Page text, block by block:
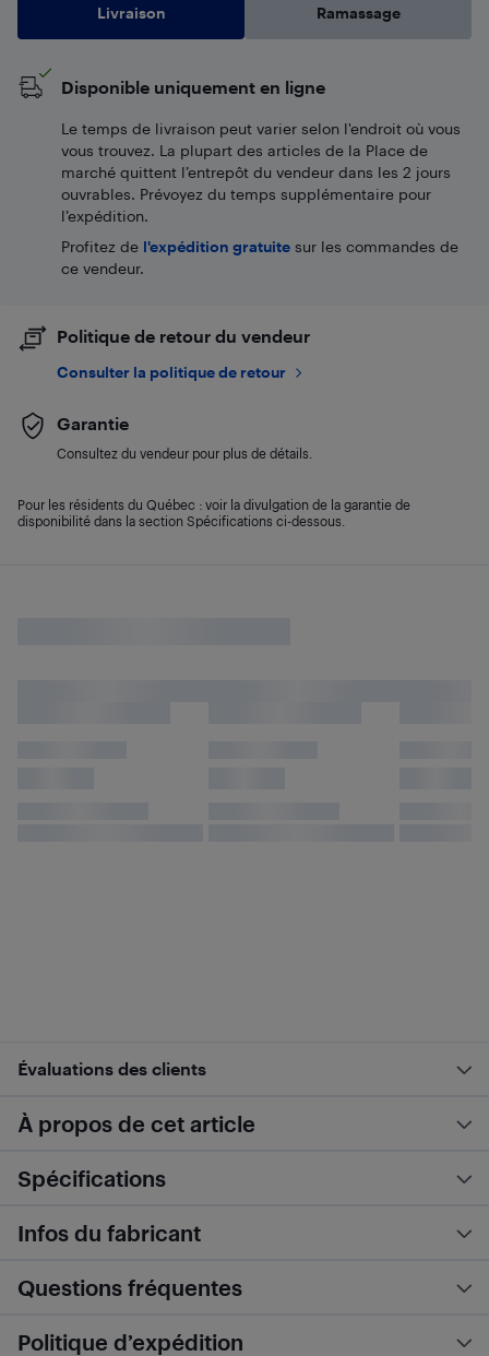
Livraison Ramassage
Disponible uniquement en ligne
Le temps de livraison peut varier selon l'endroit où vous
vous trouvez. La plupart des articles de la Place de
marché quittent l’entrepôt du vendeur dans les 2 jours
ouvrables. Prévoyez du temps supplémentaire pour
l’expédition.
Profitez de l'expédition gratuite sur les commandes de
ce vendeur.
Politique de retour du vendeur
Consulter la politique de retour
Garantie
Consultez du vendeur pour plus de détails.
Pour les résidents du Québec : voir la divulgation de la garantie de
disponibilité dans la section Spécifications ci-dessous.
Évaluations des clients
À propos de cet article
Spécifications
Infos du fabricant
Questions fréquentes
Politique d’expédition